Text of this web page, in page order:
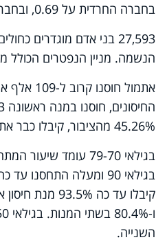
בחברה החרדית על 0.69, ובחברה הערבית על 0.85.
הנשמה. מניין הנפטרים הכולל מפרוץ
45.26% מהציבור, קיבלו כבר את שתי המנות.
השנייה.